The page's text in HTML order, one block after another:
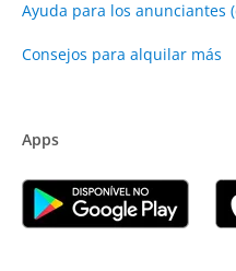
Ayuda para los anunciantes
Consejos para alquilar más
Apps